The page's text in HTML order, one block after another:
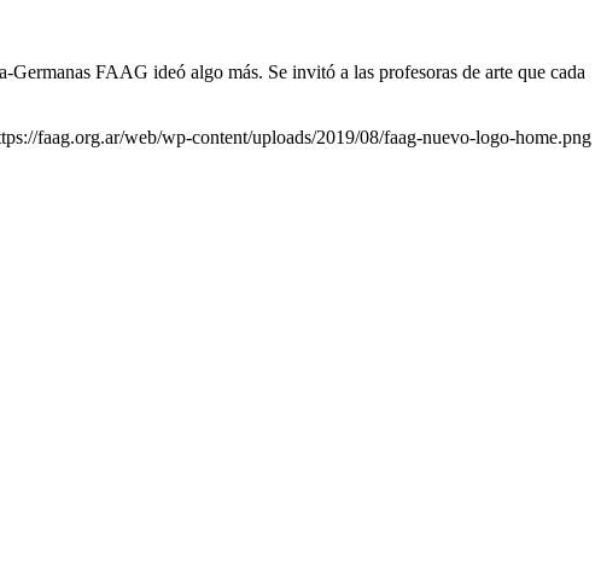
FAAG ideó algo más. Se invitó a las profesoras de arte que cada
faag.org.ar/web/wp-content/uploads/2019/08/faag-nuevo-logo-home.png